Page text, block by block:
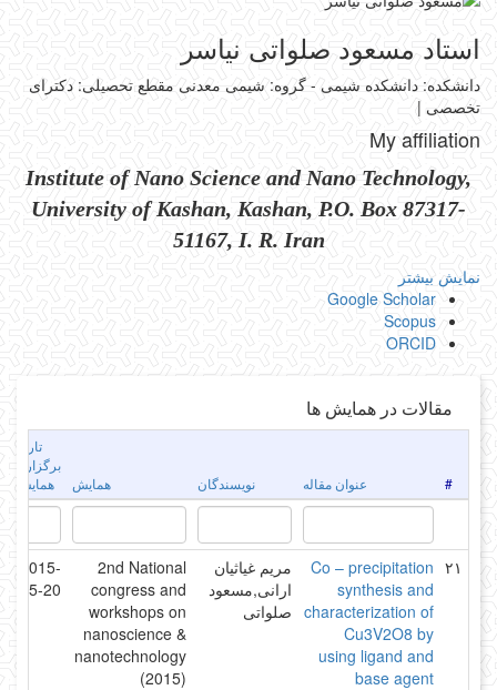
استاد مسعود صلواتی نیاسر
دانشکده: دانشکده شیمی - گروه: شیمی معدنی مقطع تحصیلی: دکترای
تخصصی |
My affiliation
Institute of Nano Science and Nano Technology,
University of Kashan, Kashan, P.O. Box 87317-
51167, I. R. Iran
نمایش بیشتر
Google Scholar
Scopus
ORCID
مقالات در همایش ها
# عنوان مقاله نویسندگان همایش
تاریخ
برگزاری
همایش
۲۱ Co – precipitation
synthesis and
characterization of
Cu3V2O8 by
using ligand and
base agent
مریم غیاثیان
ارانی,مسعود
صلواتی
2nd National
congress and
workshops on
nanoscience &
nanotechnology
(2015)
2015-
5-20